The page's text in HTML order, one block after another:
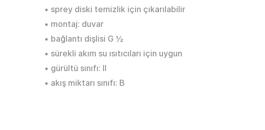
• sprey diski temizlik için çıkarılabilir
• montaj: duvar
• bağlantı dişlisi G ½
• sürekli akım su ısıtıcıları için uygun
• gürültü sınıfı: II
• akış miktarı sınıfı: B